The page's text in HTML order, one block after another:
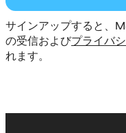
サインアップすると、
の受信およびプライバ
れます。